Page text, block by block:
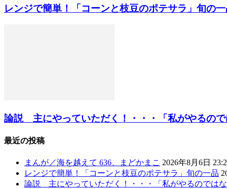
レンジで簡単！「コーンと枝豆のポテサラ」旬の
論説 主にやっていただく！・・・「私がやるので
最近の投稿
まんが／海を越えて 636、まどかまこ 2026年8月6日
レンジで簡単！「コーンと枝豆のポテサラ」旬の一品
論説 主にやっていただく！・・・「私がやるのではな